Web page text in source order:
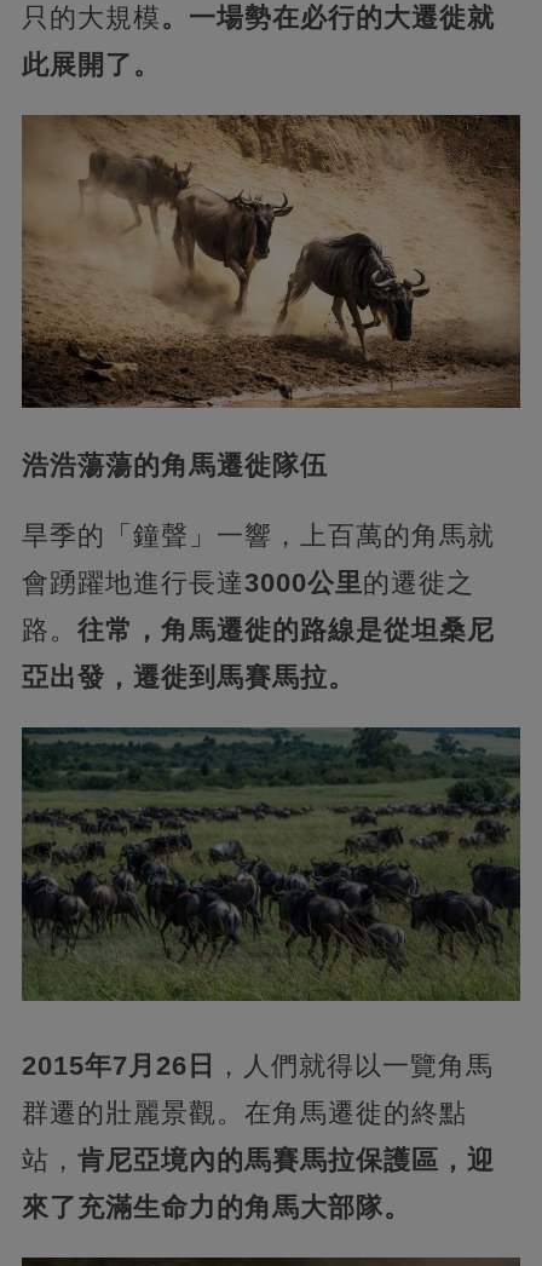
只的大規模。一場勢在必行的大遷徙就
此展開了。
浩浩蕩蕩的角馬遷徙隊伍
旱季的「鐘聲」一響，上百萬的角馬就
會踴躍地進行長達3000公里的遷徙之
路。 往常，角馬遷徙的路線是從坦桑尼
亞出發，遷徙到馬賽馬拉。
2015年7月26日
，人們就得以一覽角馬
群遷的壯麗景觀。在角馬遷徙的終點
站， 肯尼亞境內的馬賽馬拉保護區，迎
來了充滿生命力的角馬大部隊。